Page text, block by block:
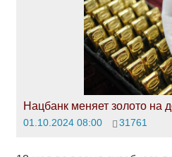
Нацбанк меняет золото на
01.10.2024 08:00 31761